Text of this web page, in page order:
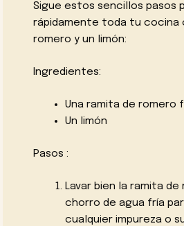
Sigue estos sencillos pasos
rápidamente toda tu cocina
romero y un limón:
Ingredientes:
Una ramita de romero
Un limón
Pasos :
Lavar bien la ramita
chorro de agua fría
cualquier impureza o